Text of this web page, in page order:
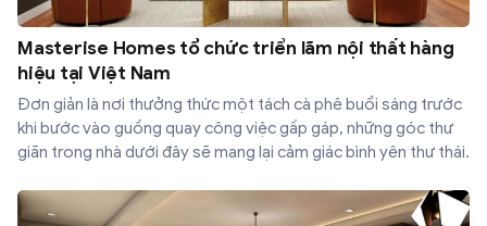
Masterise Homes tổ chức triển lãm nội thất hàng
hiệu tại Việt Nam
Đơn giản là nơi thưởng thức một tách cà phê buổi sáng trước
khi bước vào guồng quay công việc gấp gáp, những góc thư
giãn trong nhà dưới đây sẽ mang lại cảm giác bình yên thư thái.